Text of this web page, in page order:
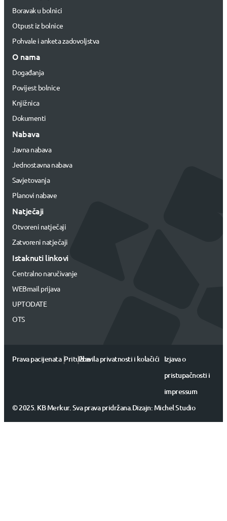
Boravak u bolnici
Otpust iz bolnice
Pohvale i anketa zadovoljstva
O nama
Događanja
Povijest bolnice
Knjižnica
Dokumenti
Nabava
Javna nabava
Jednostavna nabava
Savjetovanja
Planovi nabave
Natječaji
Otvoreni natječaji
Zatvoreni natječaji
Istaknuti linkovi
Centralno naručivanje
WEBmail prijava
UPTODATE
OTS
© 2025. KB Merkur. Sva prava pridržana.Dizajn: Michel Studio
Prava pacijenata |Pritužbe
|Pravila privatnosti i kolačići Izjava o
pristupačnosti i
impressum